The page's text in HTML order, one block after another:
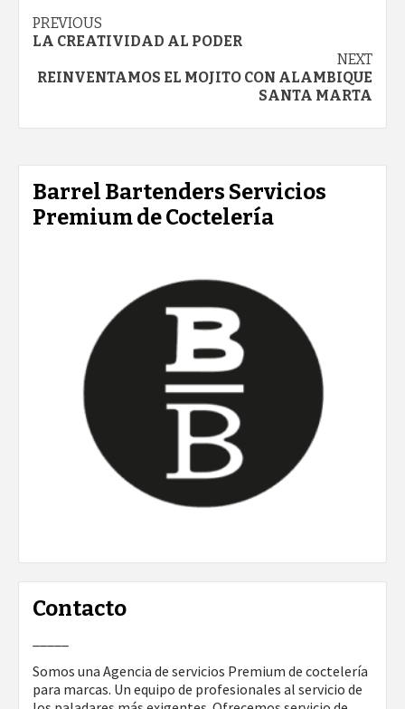
Post
navigation
PREVIOUS
LA CREATIVIDAD AL PODER
NEXT
REINVENTAMOS EL MOJITO CON ALAMBIQUE
SANTA MARTA
Barrel Bartenders Servicios
Premium de Coctelería
Contacto
Somos una Agencia de servicios Premium de coctelería
para marcas. Un equipo de profesionales al servicio de